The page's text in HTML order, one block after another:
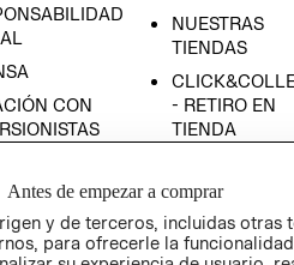
CON
NUESTRAS
TIENDAS
- RETIRO EN
TIENDA
CONDICIONES
AVISO DE
PRIVACIDAD
Antes de empezar a comprar
y de terceros, incluidas otras
para ofrecerle la